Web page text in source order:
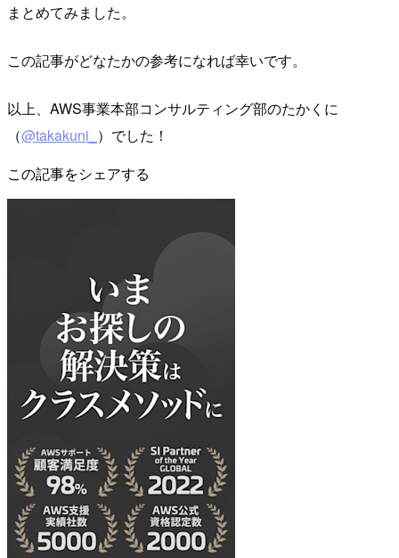
まとめてみました。
この記事がどなたかの参考になれば幸いです。
以上、AWS事業本部コンサルティング部のたかくに
（@takakuni_ ）でした！
この記事をシェアする